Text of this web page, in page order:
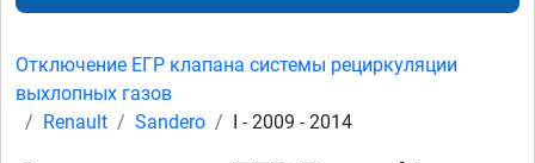
Отключение ЕГР клапана системы рециркуляции
выхлопных газов
Renault
Sandero I - 2009 - 2014